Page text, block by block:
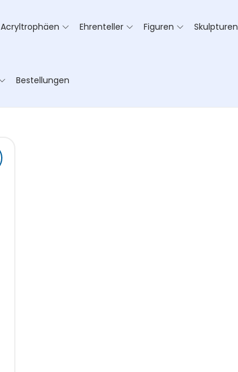
Acryltrophäen Ehrenteller Figuren Skulpturen
Bestellungen